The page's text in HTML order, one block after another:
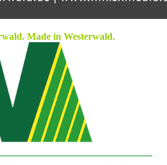
Made in Westerwald.